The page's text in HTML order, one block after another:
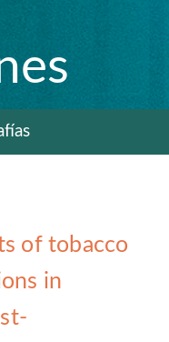
of tobacco
in